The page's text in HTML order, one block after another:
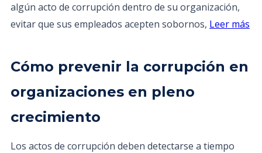
algún acto de corrupción dentro de su organización,
evitar que sus empleados acepten sobornos, Leer más
Cómo prevenir la corrupción en
organizaciones en pleno
crecimiento
Los actos de corrupción deben detectarse a tiempo